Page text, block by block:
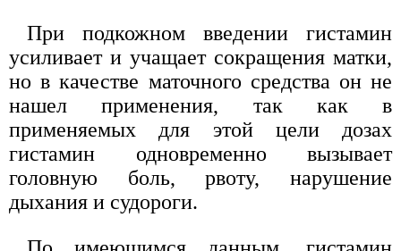
При подкожном введении гистамин
усиливает и учащает сокращения матки,
но в качестве маточного средства он не
нашел применения, так как в
применяемых для этой цели дозах
гистамин одновременно вызывает
головную боль, рвоту, нарушение
дыхания и судороги.